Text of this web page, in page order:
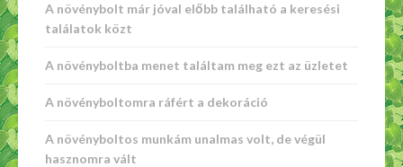
A növénybolt már jóval előbb található a keresési
találatok közt
A növényboltba menet találtam meg ezt az üzletet
A növényboltomra ráfért a dekoráció
A növényboltos munkám unalmas volt, de végül
hasznomra vált